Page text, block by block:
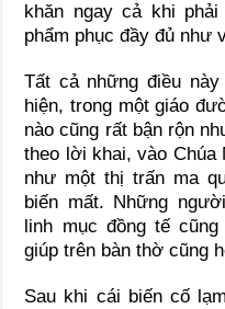
khăn ngay cả khi
phẩm phục đầy đủ như
Tất cả những điều
hiện, trong một giáo
nào cũng rất bận rộn
theo lời khai, vào Chúa
như một thị trấn ma
biến mất. Những
linh mục đồng tế
giúp trên bàn thờ cũng
Sau khi cái biến cố